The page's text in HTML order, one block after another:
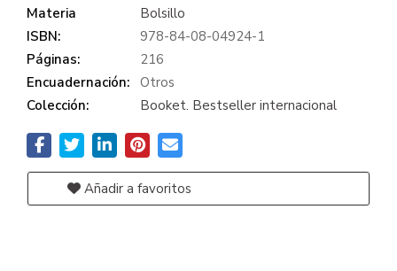
Materia
Bolsillo
ISBN:
978-84-08-04924-1
Páginas:
216
Encuadernación: Otros
Colección:
Booket. Bestseller internacional
Añadir a favoritos